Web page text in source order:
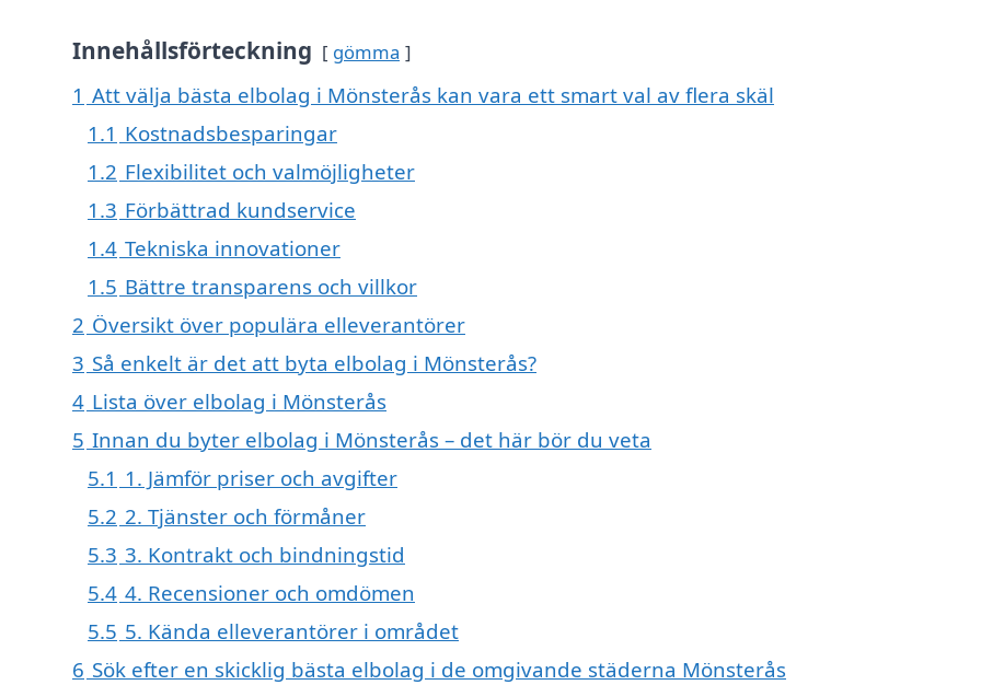
Innehållsförteckning gömma
1 Att välja bästa elbolag i Mönsterås kan vara ett smart val av flera skäl
1.1 Kostnadsbesparingar
1.2 Flexibilitet och valmöjligheter
1.3 Förbättrad kundservice
1.4 Tekniska innovationer
1.5 Bättre transparens och villkor
2 Översikt över populära elleverantörer
3 Så enkelt är det att byta elbolag i Mönsterås?
4 Lista över elbolag i Mönsterås
5 Innan du byter elbolag i Mönsterås – det här bör du veta
5.1 1. Jämför priser och avgifter
5.2 2. Tjänster och förmåner
5.3 3. Kontrakt och bindningstid
5.4 4. Recensioner och omdömen
5.5 5. Kända elleverantörer i området
6 Sök efter en skicklig bästa elbolag i de omgivande städerna Mönsterås